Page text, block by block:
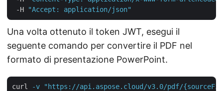
-H
"Accept: application/json"
Una volta ottenuto il token JWT, esegui il
seguente comando per convertire il PDF nel
formato di presentazione PowerPoint.
curl
-v "https://api.aspose.cloud/v3.0/pdf/